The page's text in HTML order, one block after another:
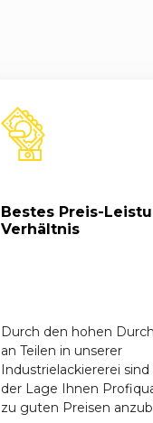
Bestes Preis-
Verhältnis
Durch den hohen
an Teilen in unserer
Industrielackiererei sind
der Lage Ihnen
zu guten Preisen